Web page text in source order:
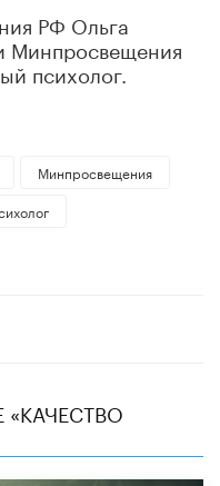
РФ Ольга
Минпросвещения
психолог.
Минпросвещения
«КАЧЕСТВО